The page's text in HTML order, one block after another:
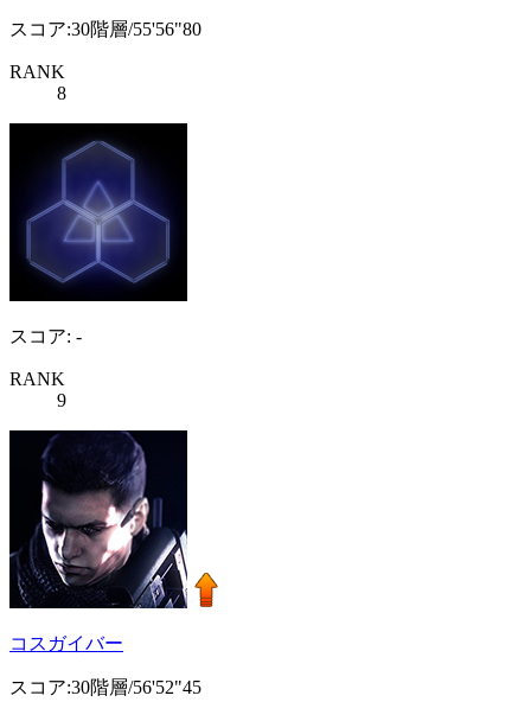
スコア:30階層/55'56"80
RANK
8
スコア: -
RANK
9
コスガイバー
スコア:30階層/56'52"45